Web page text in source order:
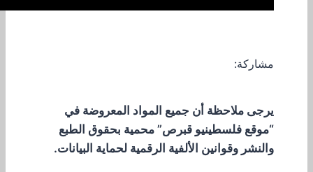
مشاركة:
يرجى ملاحظة أن جميع المواد المعروضة في
“موقع فلسطينيو قبرص” محمية بحقوق الطبع
والنشر وقوانين الألفية الرقمية لحماية البيانات.